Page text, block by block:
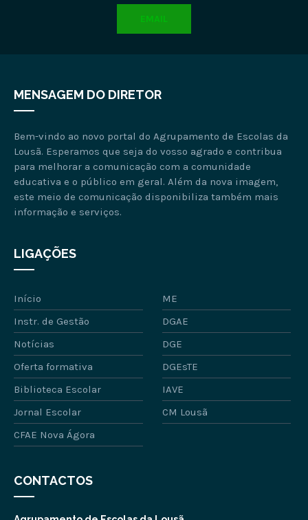
EMAIL
MENSAGEM DO DIRETOR
Bem-vindo ao novo portal do Agrupamento de Escolas da
Lousã. Esperamos que seja do vosso agrado e contribua
para melhorar a comunicação com a comunidade
educativa e o público em geral. Além da nova imagem,
este meio de comunicação disponibiliza também mais
informação e serviços.
LIGAÇÕES
Início
ME
Instr. de Gestão
DGAE
Notícias
DGE
Oferta formativa
DGEsTE
Biblioteca Escolar
IAVE
Jornal Escolar
CM Lousã
CFAE Nova Ágora
CONTACTOS